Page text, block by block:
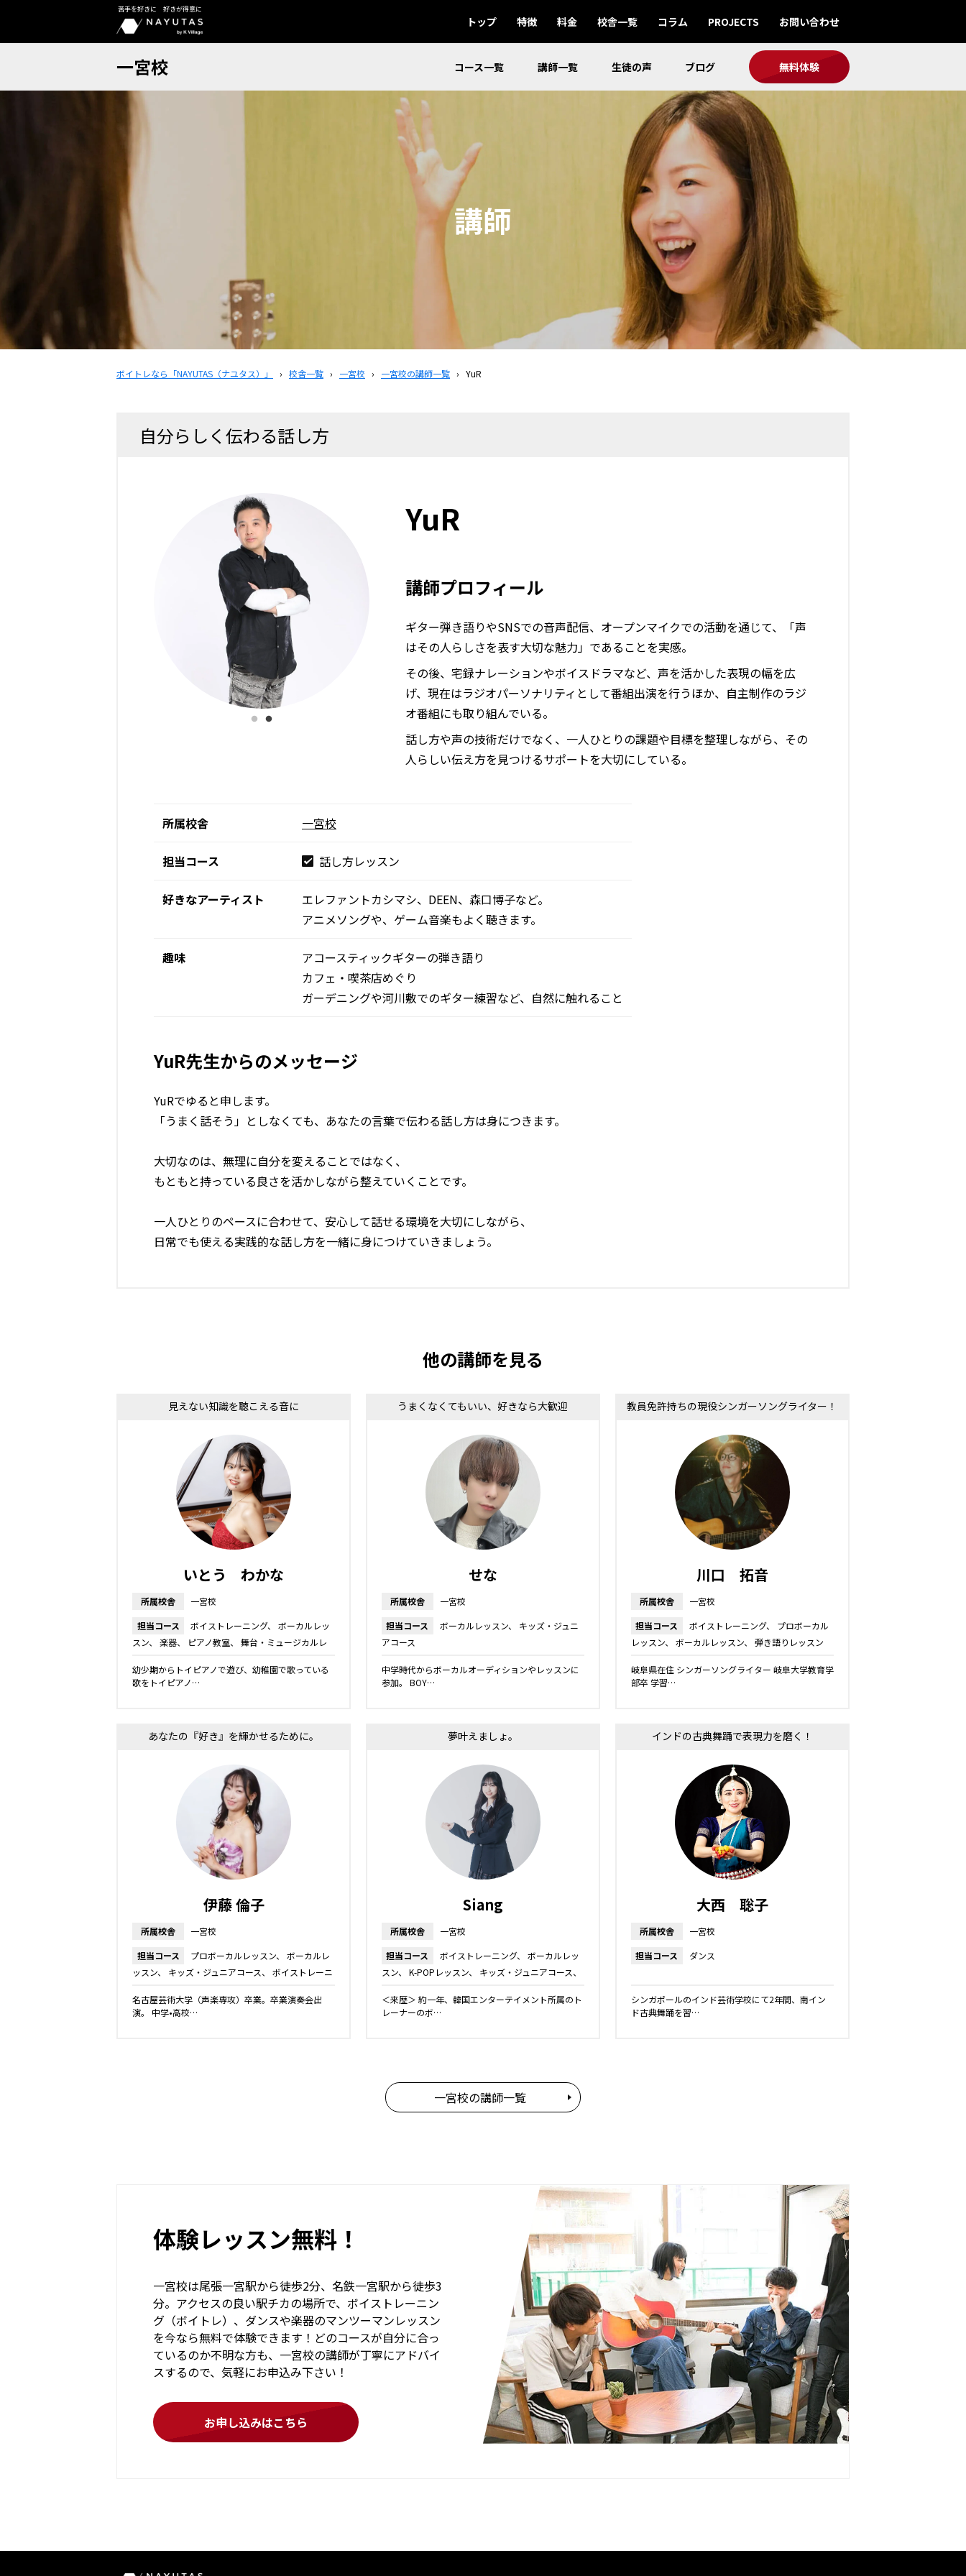
苦手を好きに 好きが得意に
トップ 特徴 料金 校舎一覧 コラム PROJECTS お問い合わせ
一宮校 コース一覧 講師一覧 生徒の声 ブログ 無料体験
講師
ボイトレなら「NAYUTAS（ナユタス）」 › 校舎一覧 › 一宮校 › 一宮校の講師一覧 › YuR
自分らしく伝わる話し方
YuR
講師プロフィール
ギター弾き語りやSNSでの音声配信、オープンマイクでの活動を通じて、「声
はその人らしさを表す大切な魅力」であることを実感。
その後、宅録ナレーションやボイスドラマなど、声を活かした表現の幅を広
げ、現在はラジオパーソナリティとして番組出演を行うほか、自主制作のラジ
オ番組にも取り組んでいる。
話し方や声の技術だけでなく、一人ひとりの課題や目標を整理しながら、その
人らしい伝え方を見つけるサポートを大切にしている。
所属校舎 一宮校
担当コース 話し方レッスン
好きなアーティスト
エレファントカシマシ、DEEN、森口博子など。
アニメソングや、ゲーム音楽もよく聴きます。
趣味
アコースティックギターの弾き語り
カフェ・喫茶店めぐり
ガーデニングや河川敷でのギター練習など、自然に触れること
YuR先生からのメッセージ
YuRでゆると申します。
「うまく話そう」としなくても、あなたの言葉で伝わる話し方は身につきます。
大切なのは、無理に自分を変えることではなく、
もともと持っている良さを活かしながら整えていくことです。
一人ひとりのペースに合わせて、安心して話せる環境を大切にしながら、
日常でも使える実践的な話し方を一緒に身につけていきましょう。
他の講師を見る
見えない知識を聴こえる音に
いとう わかな
所属校舎
一宮校
担当コース
ボイストレーニング
ボーカルレッ
スン
楽器 ピアノ教室
舞台・ミュージカルレ
ズ・ジュニアコース
幼少期からトイピアノで遊び、幼稚園で歌っている
歌をトイピアノ…
うまくなくてもいい、好きなら大歓迎
せな
所属校舎
一宮校
担当コース
ボーカルレッスン
キッズ・ジュニ
アコース
中学時代からボーカルオーディションやレッスンに
参加。 BOY…
教員免許持ちの現役シンガーソングライター！
川口 拓音
所属校舎
一宮校
担当コース
ボイストレーニング
プロボーカル
レッスン
ボーカルレッスン 弾き語りレッスン
岐阜県在住 シンガーソングライター 岐阜大学教育学
部卒 学習…
あなたの『好き』を輝かせるために。
伊藤 倫子
所属校舎
一宮校
担当コース
プロボーカルレッスン
ボーカルレ
ッスン
キッズ・ジュニアコース
ボイストレーニ
名古屋芸術大学（声楽専攻）卒業。卒業演奏会出
演。 中学•高校…
夢叶えましょ。
Siang
所属校舎
一宮校
担当コース
ボイストレーニング
ボーカルレッ
スン
K-POPレッスン
キッズ・ジュニアコース
＜来歴＞ 約一年、韓国エンターテイメント所属のト
レーナーのボ…
インドの古典舞踊で表現力を磨く！
大西 聡子
所属校舎
一宮校
担当コース
ダンス
シンガポールのインド芸術学校にて2年間、南イン
ド古典舞踊を習…
一宮校の講師一覧
体験レッスン無料！
一宮校は尾張一宮駅から徒歩2分、名鉄一宮駅から徒歩3
分。アクセスの良い駅チカの場所で、ボイストレーニン
グ（ボイトレ）、ダンスや楽器のマンツーマンレッスン
を今なら無料で体験できます！どのコースが自分に合っ
ているのか不明な方も、一宮校の講師が丁寧にアドバイ
スするので、気軽にお申込み下さい！
お申し込みはこちら